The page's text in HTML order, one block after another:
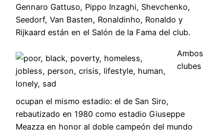
Gennaro Gattuso, Pippo Inzaghi, Shevchenko,
Seedorf, Van Basten, Ronaldinho, Ronaldo y
Rijkaard están en el Salón de la Fama del club.
Ambos
clubes
ocupan el mismo estadio: el de San Siro,
rebautizado en 1980 como estadio Giuseppe
Meazza en honor al doble campeón del mundo